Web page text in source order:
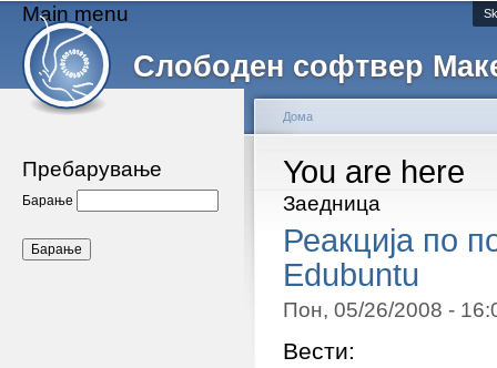
Слободен софтвер
Main menu
Пребарување
Барање
You are here
Дома
Заедница
Реакција по
Edubuntu
Пон, 05/26/2008 -
Вести: